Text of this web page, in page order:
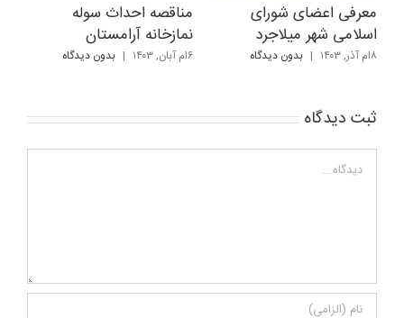
معرفی اعضای شورای
اسلامی شهر میلاجرد
۸ام آذر, ۱۴۰۳ | بدون ديدگاه
مناقصه احداث سوله
نمازخانه آرامستان
۶ام آبان, ۱۴۰۳ | بدون ديدگاه
ثبت ديدگاه